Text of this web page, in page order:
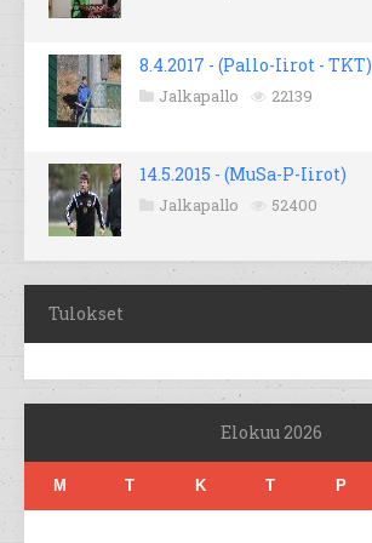
8.4.2017 - (Pallo-Iirot - TKT)
Jalkapallo 22139
14.5.2015 - (MuSa-P-Iirot)
Jalkapallo 52400
Tulokset
Elokuu 2026
M T K T P